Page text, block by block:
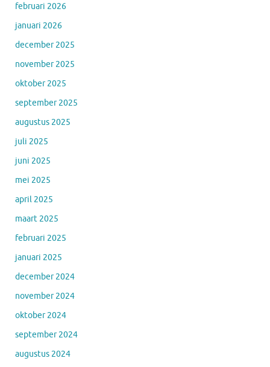
februari 2026
januari 2026
december 2025
november 2025
oktober 2025
september 2025
augustus 2025
juli 2025
juni 2025
mei 2025
april 2025
maart 2025
februari 2025
januari 2025
december 2024
november 2024
oktober 2024
september 2024
augustus 2024